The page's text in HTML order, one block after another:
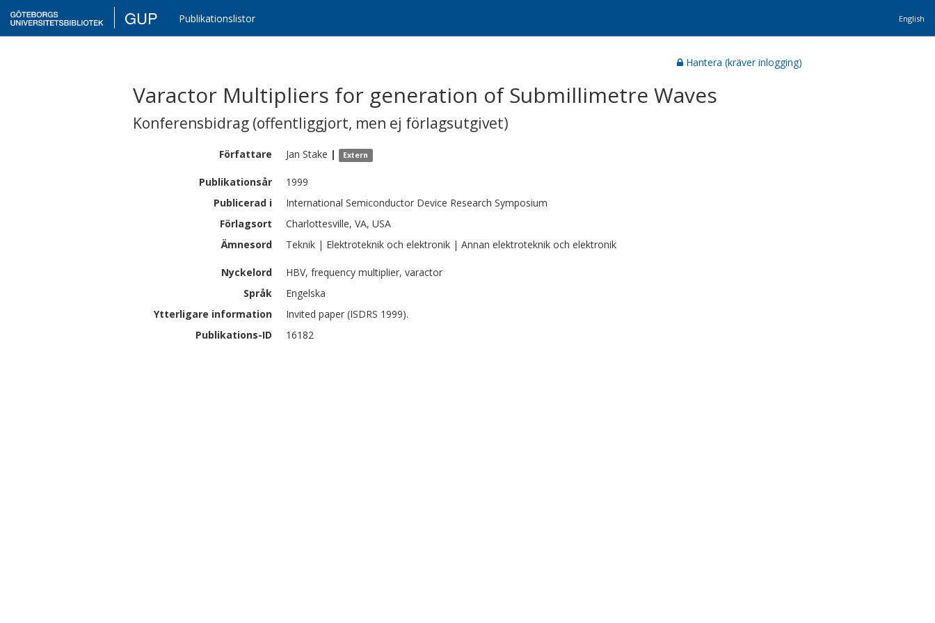
GUP Publikationslistor English
Hantera (kräver inlogging)
Varactor Multipliers for generation of Submillimetre Waves
Konferensbidrag (offentliggjort, men ej förlagsutgivet)
Författare Jan Stake | Extern
Publikationsår
1999
Publicerad i
International Semiconductor Device Research Symposium
Förlagsort
Charlottesville, VA, USA
Ämnesord
Teknik | Elektroteknik och elektronik | Annan elektroteknik och elektronik
Nyckelord
HBV, frequency multiplier, varactor
Språk
Engelska
Ytterligare information
Invited paper (ISDRS 1999).
Publikations-ID
16182